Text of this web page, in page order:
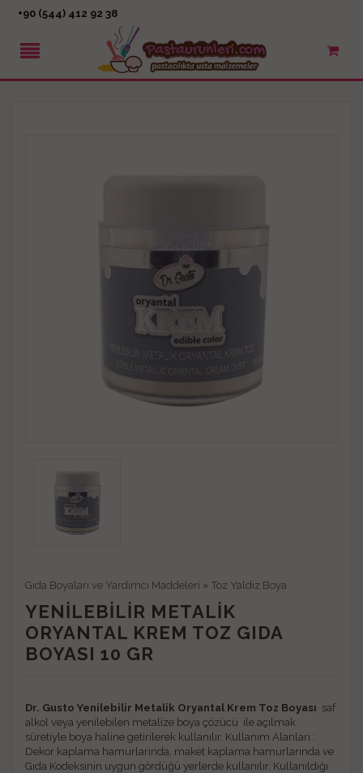
+90 (544) 412 92 38
Gıda Boyaları ve Yardımcı Maddeleri » Toz Yaldız Boya
YENILEBILIR METALIK
ORYANTAL KREM TOZ GIDA
BOYASI 10 GR
Dr. Gusto Yenilebilir Metalik Oryantal Krem Toz Boyası saf
alkol veya yenilebilen metalize boya çözücü ile açılmak
süretiyle boya haline getirilerek kullanılır. Kullanım Alanları :
Dekor kaplama hamurlarında, maket kaplama hamurlarında ve
Gıda Kodeksinin uygun gördüğü yerlerde kullanılır. Kullanıldığı